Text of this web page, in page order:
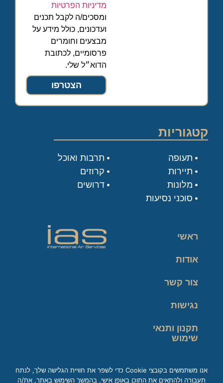
מדיניות הפרטיות
ומסכים/ה לקבל תכנים
ועדכונים, כולל מידע על
מבצעים וחומרים
פרסומיים, לכתובת
הדוא״ל שלי.
הצטרפו
קטגוריות
תעופה
תיירות
מלונות
סוכני נסיעות
תרבות ואוכל
קרוזים
דרושים
ראשי
אודות
צור קשר
נגישות
תקנון ותנאי
שימוש
אנו משתמשים בקובצי Cookie כדי לשפר את חוויית הגלישה שלך, לנתח
תעבורה ולהתאים את התוכן באופן אישי. בהמשך השימוש באתר, את/ה